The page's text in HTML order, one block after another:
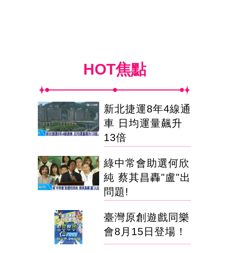
HOT焦點
新北捷運8年4線通
車 日均運量飆升
13倍
綠中常會助選何欣
純 蔡其昌轟"盧"出
問題!
臺灣原創遊戲同樂
會8月15日登場！